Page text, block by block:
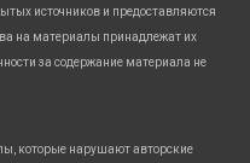
источников и предоставляются
на материалы принадлежат их
за содержание материала не
которые нарушают авторские